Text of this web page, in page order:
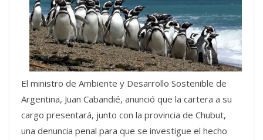
El ministro de Ambiente y Desarrollo Sostenible de
Argentina, Juan Cabandié, anunció que la cartera a su
cargo presentará, junto con la provincia de Chubut,
una denuncia penal para que se investigue el hecho